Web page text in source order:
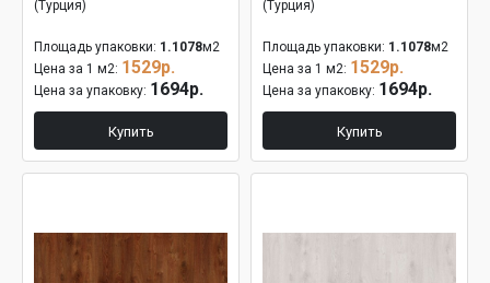
(Турция)
Площадь упаковки: 1.1078м2
Цена за 1 м2: 1529р.
Цена за упаковку: 1694р.
Купить
(Турция)
Площадь упаковки: 1.1078м2
Цена за 1 м2: 1529р.
Цена за упаковку: 1694р.
Купить